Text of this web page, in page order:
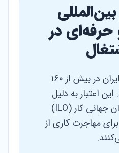
بین‌المللی
در
مدرک فنی و حرفه‌ای ایران در بیش از ۱۶۰
اعتبار به دلیل
عضویت ایران در سازمان جهانی کار (ILO)
مهاجرت کاری از